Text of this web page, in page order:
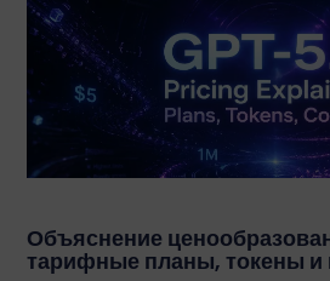
Объяснение
тарифные планы, токены и